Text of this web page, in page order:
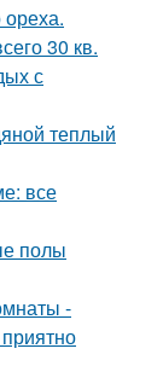
30 кв.
с
теплый
все
полы
-